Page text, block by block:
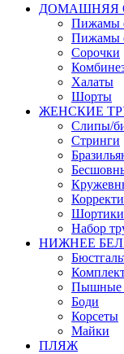
ДОМАШНЯЯ
Пижамы
Пижамы
Сорочки
Халаты
Шорты
ЖЕНСКИЕ
Слипы/
Стринги
Шортики
Набор
НИЖНЕЕ
Пышные
Боди
Корсеты
Майки
ПЛЯЖ